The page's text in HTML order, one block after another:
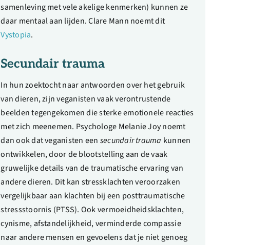
samenleving met vele akelige kenmerken) kunnen ze
daar mentaal aan lijden. Clare Mann noemt dit
Vystopia.
Secundair trauma
In hun zoektocht naar antwoorden over het gebruik
van dieren, zijn veganisten vaak verontrustende
beelden tegengekomen die sterke emotionele reacties
met zich meenemen. Psychologe Melanie Joy noemt
dan ook dat veganisten een secundair trauma kunnen
ontwikkelen, door de blootstelling aan devaak
gruwelijke detailsvan de traumatische ervaring van
andere dieren. Dit kan stressklachten veroorzaken
vergelijkbaar aan klachten bij een posttraumatische
stressstoornis (PTSS). Ookvermoeidheidsklachten,
cynisme, afstandelijkheid, verminderde compassie
naar andere mensen en gevoelensdat je niet genoeg